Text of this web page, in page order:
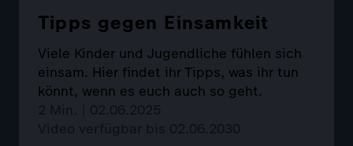
Tipps gegen Einsamkeit
Viele Kinder und Jugendliche fühlen sich
einsam. Hier findet ihr Tipps, was ihr tun
könnt, wenn es euch auch so geht.
2 Min. | 02.06.2025
Video verfügbar bis 02.06.2030